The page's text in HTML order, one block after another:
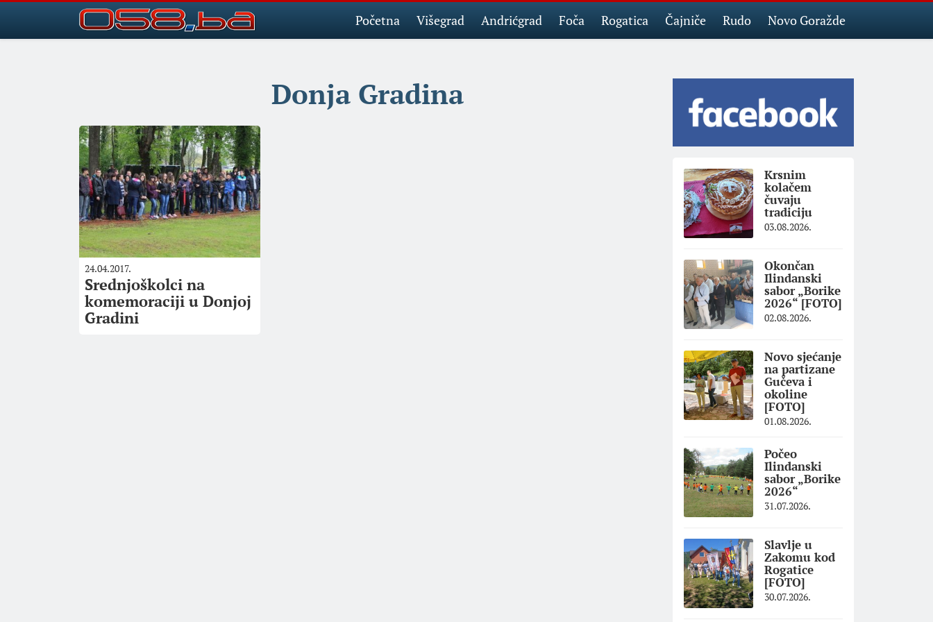
Početna Višegrad Andrićgrad Foča Rogatica Čajniče Rudo Novo Goražde
Donja Gradina
24.04.2017.
Srednjoškolci na
komemoraciji u Donjoj
Gradini
Krsnim
kolačem
čuvaju
tradiciju
03.08.2026.
Okončan
Ilindanski
sabor „Borike
2026“ [FOTO]
02.08.2026.
Novo sjećanje
na partizane
Gučeva i
okoline
[FOTO]
01.08.2026.
Počeo
Ilindanski
sabor „Borike
2026“
31.07.2026.
Slavlje u
Zakomu kod
Rogatice
[FOTO]
30.07.2026.